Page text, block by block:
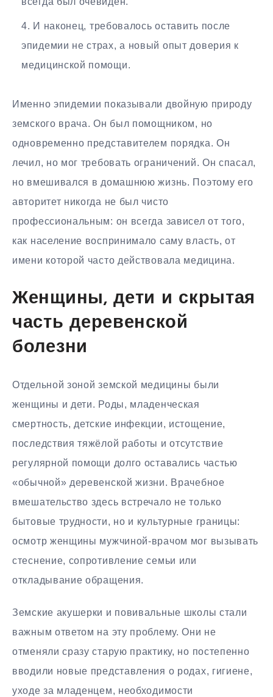
И наконец, требовалось оставить после
эпидемии не страх, а новый опыт доверия к
медицинской помощи.
Именно эпидемии показывали двойную природу
земского врача. Он был помощником, но
одновременно представителем порядка. Он
лечил, но мог требовать ограничений. Он спасал,
но вмешивался в домашнюю жизнь. Поэтому его
авторитет никогда не был чисто
профессиональным: он всегда зависел от того,
как население воспринимало саму власть, от
имени которой часто действовала медицина.
Женщины, дети и скрытая
часть деревенской
болезни
Отдельной зоной земской медицины были
женщины и дети. Роды, младенческая
смертность, детские инфекции, истощение,
последствия тяжёлой работы и отсутствие
регулярной помощи долго оставались частью
«обычной» деревенской жизни. Врачебное
вмешательство здесь встречало не только
бытовые трудности, но и культурные границы:
осмотр женщины мужчиной-врачом мог вызывать
стеснение, сопротивление семьи или
откладывание обращения.
Земские акушерки и повивальные школы стали
важным ответом на эту проблему. Они не
отменяли сразу старую практику, но постепенно
вводили новые представления о родах, гигиене,
уходе за младенцем, необходимости